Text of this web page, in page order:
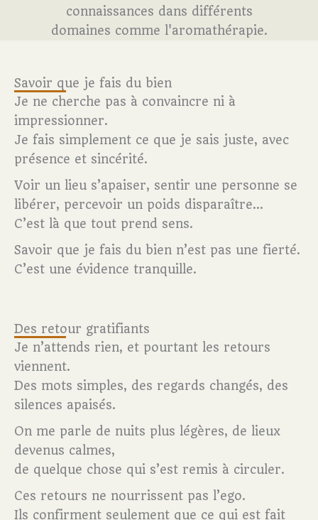
connaissances dans différents
domaines comme l'aromathérapie.
Savoir que je fais du bien
Je ne cherche pas à convaincre ni à
impressionner.
Je fais simplement ce que je sais juste, avec
présence et sincérité.
Voir un lieu s’apaiser, sentir une personne se
libérer, percevoir un poids disparaître…
C’est là que tout prend sens.
Savoir que je fais du bien n’est pas une fierté.
C’est une évidence tranquille.
Des retour gratifiants
Je n’attends rien, et pourtant les retours
viennent.
Des mots simples, des regards changés, des
silences apaisés.
On me parle de nuits plus légères, de lieux
devenus calmes,
de quelque chose qui s’est remis à circuler.
Ces retours ne nourrissent pas l’ego.
Ils confirment seulement que ce qui est fait